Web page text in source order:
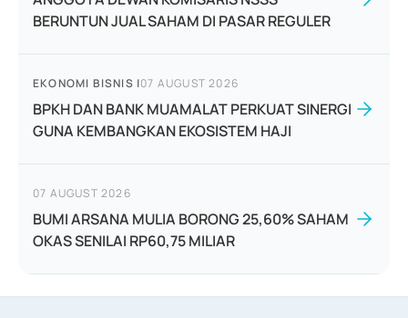
BERUNTUN JUAL SAHAM DI PASAR REGULER
EKONOMI BISNIS |07 AUGUST 2026
BPKH DAN BANK MUAMALAT PERKUAT SINERGI
GUNA KEMBANGKAN EKOSISTEM HAJI
07 AUGUST 2026
BUMI ARSANA MULIA BORONG 25,60% SAHAM
OKAS SENILAI RP60,75 MILIAR